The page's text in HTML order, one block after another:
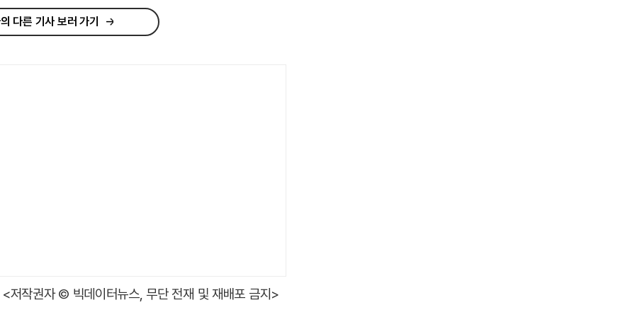
다른 기사 보러 가기
<저작권자 © 빅데이터뉴스, 무단 전재 및 재배포 금지>